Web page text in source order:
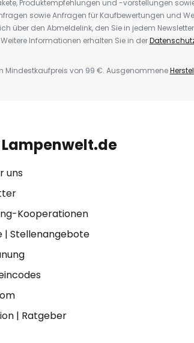
Produktempfehlungen und -vorstellungen
sowie Anfragen für Kaufbewertungen und
über den Abmeldelink, den Sie in jedem
Informationen erhalten Sie in der
Mindestkaufpreis von 99 €. Ausgenommene
Lampenwelt.de
uns
Kooperationen
| Stellenangebote
| Ratgeber